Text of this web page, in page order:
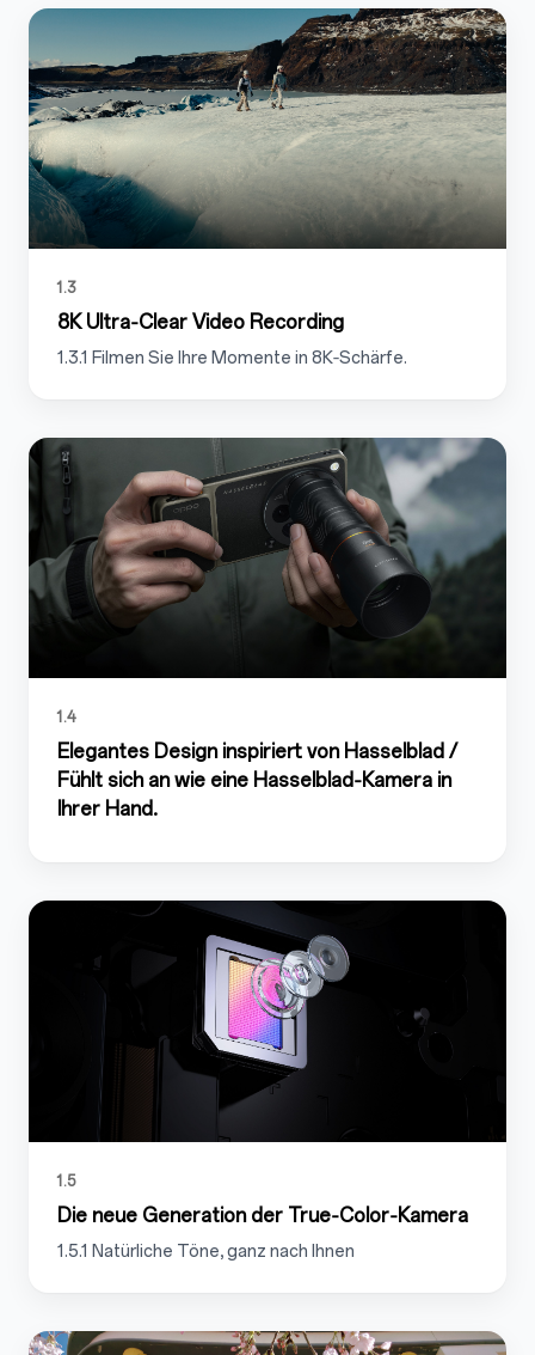
1.3
8K Ultra‑Clear Video Recording
1.3.1 Filmen Sie Ihre Momente in 8K‑Schärfe.
1.4
Elegantes Design inspiriert von Hasselblad /
Fühlt sich an wie eine Hasselblad‑Kamera in
Ihrer Hand.
1.5
Die neue Generation der True‑Color‑Kamera
1.5.1 Natürliche Töne, ganz nach Ihnen